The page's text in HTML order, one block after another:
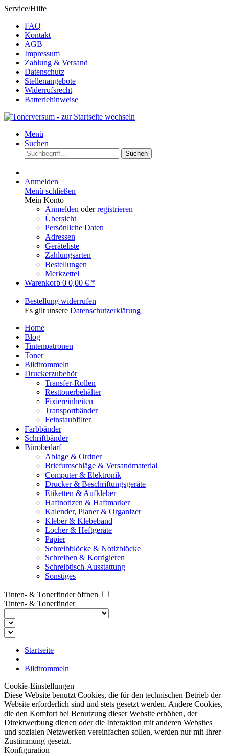
Service/Hilfe
FAQ
Kontakt
AGB
Impressum
Zahlung & Versand
Datenschutz
Stellenangebote
Widerrufsrecht
Batteriehinweise
Menü
Suchen
Suchen
Anmelden
Menü schließen
Mein Konto
Anmelden oderregistrieren
Übersicht
Persönliche Daten
Adressen
Geräteliste
Zahlungsarten
Bestellungen
Merkzettel
Warenkorb 0 0,00 € *
Bestellung widerrufen
Es gilt unsere Datenschutzerklärung
Home
Blog
Tintenpatronen
Toner
Bildtrommeln
Druckerzubehör
Transfer-Rollen
Resttonerbehälter
Fixiereinheiten
Transportbänder
Feinstaubfilter
Farbbänder
Schriftbänder
Bürobedarf
Ablage & Ordner
Briefumschläge & Versandmaterial
Computer & Elektronik
Drucker & Beschriftungsgeräte
Etiketten & Aufkleber
Haftnotizen & Haftmarker
Kalender, Planer & Organizer
Kleber & Klebeband
Locher & Heftgeräte
Papier
Schreibblöcke & Notizblöcke
Schreiben & Korrigieren
Schreibtisch-Ausstattung
Sonstiges
Tinten- & Tonerfinder öffnen
Tinten- & Tonerfinder
Startseite
Bildtrommeln
Cookie-Einstellungen
Diese Website benutzt Cookies, die für den technischen Betrieb der
Website erforderlich sind und stets gesetzt werden. Andere Cookies,
die den Komfort bei Benutzung dieser Website erhöhen, der
Direktwerbung dienen oder die Interaktion mit anderen Websites
und sozialen Netzwerken vereinfachen sollen, werden nur mit Ihrer
Zustimmung gesetzt.
Konfiguration